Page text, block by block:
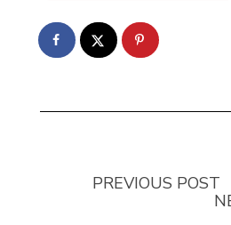
PREVIOUS POST